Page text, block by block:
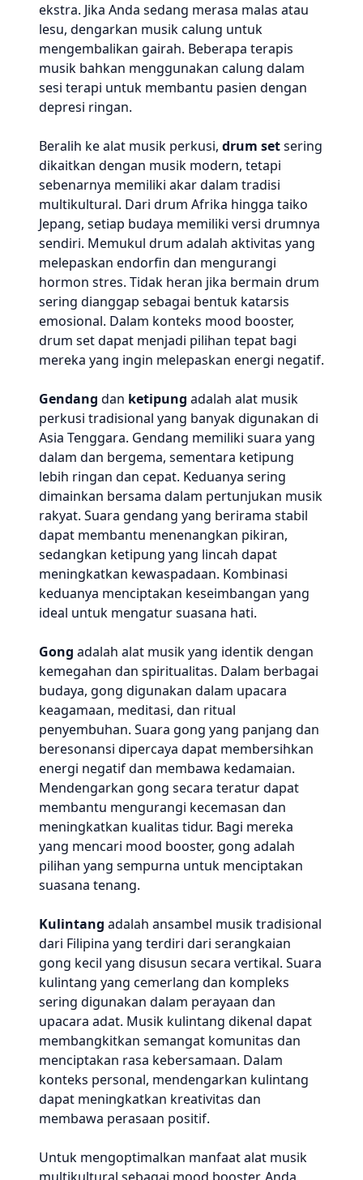
ekstra. Jika Anda sedang merasa malas atau
lesu, dengarkan musik calung untuk
mengembalikan gairah. Beberapa terapis
musik bahkan menggunakan calung dalam
sesi terapi untuk membantu pasien dengan
depresi ringan.
Beralih ke alat musik perkusi, drum setsering
dikaitkan dengan musik modern, tetapi
sebenarnya memiliki akar dalam tradisi
multikultural. Dari drum Afrika hingga taiko
Jepang, setiap budaya memiliki versi drumnya
sendiri. Memukul drum adalah aktivitas yang
melepaskan endorfin dan mengurangi
hormon stres. Tidak heran jika bermain drum
sering dianggap sebagai bentuk katarsis
emosional. Dalam konteks mood booster,
drum set dapat menjadi pilihan tepat bagi
mereka yang ingin melepaskan energi negatif.
Gendang dan ketipung adalah alat musik
perkusi tradisional yang banyak digunakan di
Asia Tenggara. Gendang memiliki suara yang
dalam dan bergema, sementara ketipung
lebih ringan dan cepat. Keduanya sering
dimainkan bersama dalam pertunjukan musik
rakyat. Suara gendang yang berirama stabil
dapat membantu menenangkan pikiran,
sedangkan ketipung yang lincah dapat
meningkatkan kewaspadaan. Kombinasi
keduanya menciptakan keseimbangan yang
ideal untuk mengatur suasana hati.
Gong adalah alat musik yang identik dengan
kemegahan dan spiritualitas. Dalam berbagai
budaya, gong digunakan dalam upacara
keagamaan, meditasi, dan ritual
penyembuhan. Suara gong yang panjang dan
beresonansi dipercaya dapat membersihkan
energi negatif dan membawa kedamaian.
Mendengarkan gong secara teratur dapat
membantu mengurangi kecemasan dan
meningkatkan kualitas tidur. Bagi mereka
yang mencari mood booster, gong adalah
pilihan yang sempurna untuk menciptakan
suasana tenang.
Kulintang adalah ansambel musik tradisional
dari Filipina yang terdiri dari serangkaian
gong kecil yang disusun secara vertikal. Suara
kulintang yang cemerlang dan kompleks
sering digunakan dalam perayaan dan
upacara adat. Musik kulintang dikenal dapat
membangkitkan semangat komunitas dan
menciptakan rasa kebersamaan. Dalam
konteks personal, mendengarkan kulintang
dapat meningkatkan kreativitas dan
membawa perasaan positif.
Untuk mengoptimalkan manfaat alat musik